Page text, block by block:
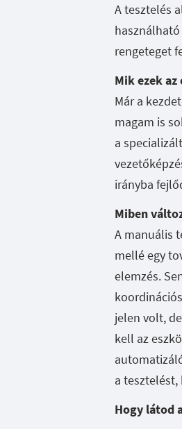
A tesztelés
rengeteget
Mik ezek az
Már a
magam is
a
irányba
Miben
A manuális
mellé egy
elemzés.
jelen volt,
kell az
a tesztelést,
Hogy látod